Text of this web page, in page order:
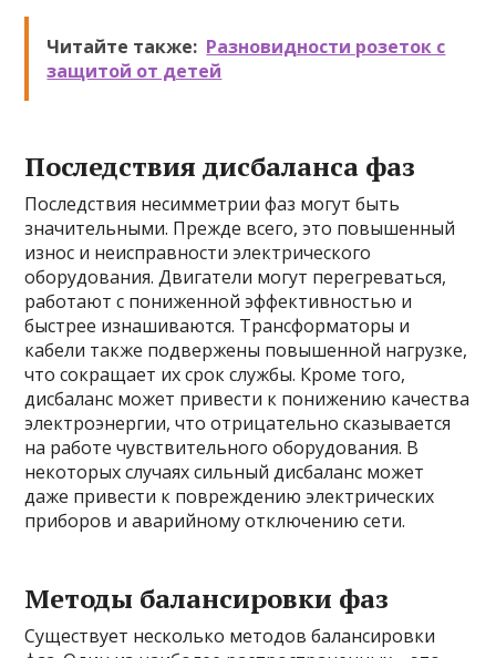
Читайте также: Разновидности розеток с
защитой от детей
Последствия дисбаланса фаз
Последствия несимметрии фаз могут быть
значительными. Прежде всего, это повышенный
износ и неисправности электрического
оборудования. Двигатели могут перегреваться,
работают с пониженной эффективностью и
быстрее изнашиваются. Трансформаторы и
кабели также подвержены повышенной нагрузке,
что сокращает их срок службы. Кроме того,
дисбаланс может привести к понижению качества
электроэнергии, что отрицательно сказывается
на работе чувствительного оборудования. В
некоторых случаях сильный дисбаланс может
даже привести к повреждению электрических
приборов и аварийному отключению сети.
Методы балансировки фаз
Существует несколько методов балансировки